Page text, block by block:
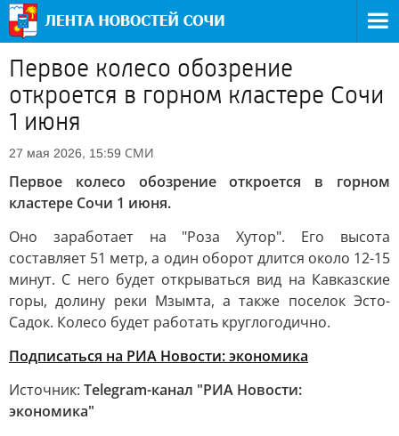
Первое колесо обозрение
откроется в горном кластере Сочи
1 июня
27 мая 2026, 15:59 СМИ
Первое колесо обозрение откроется в горном
кластере Сочи 1 июня.
Оно заработает на "Роза Хутор". Его высота
составляет 51 метр, а один оборот длится около 12-15
минут. С него будет открываться вид на Кавказские
горы, долину реки Мзымта, а также поселок Эсто-
Садок. Колесо будет работать круглогодично.
Подписаться на РИА Новости: экономика
Источник: Telegram-канал "РИА Новости:
экономика"